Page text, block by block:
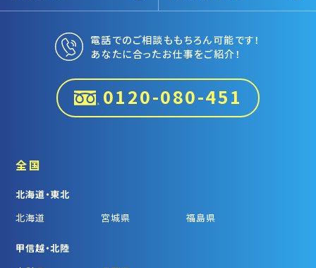
電話でのご相談ももちろん可能です！
あなたに合ったお仕事をご紹介！
0120-080-451
全国
北海道・東北
北海道
宮城県 福島県
甲信越・北陸